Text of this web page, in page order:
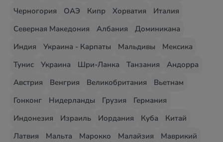
Черногория
ОАЭ Кипр Хорватия
Италия
Северная Македония
Албания
Доминикана
Индия
Украина - Карпаты Мальдивы
Мексика
Тунис
Украина Шри-Ланка Танзания
Андорра
Австрия
Венгрия Великобритания
Вьетнам
Гонконг
Нидерланды Грузия
Германия
Индонезия
Израиль Иордания Куба
Китай
Латвия
Мальта Марокко Малайзия
Маврикий